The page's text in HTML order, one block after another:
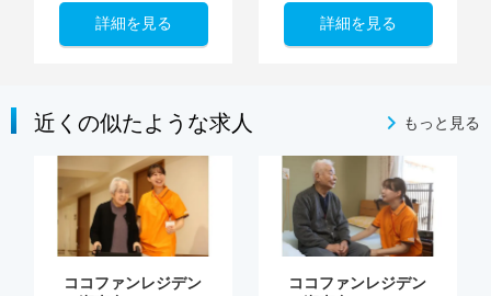
詳細を見る 詳細を見る
近くの似たような求人 もっと見る
ココファンレジデン
ココファンレジデン